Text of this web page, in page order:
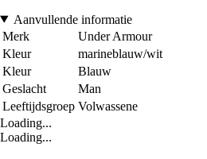
Aanvullende informatie
Merk
Under Armour
Kleur
marineblauw/wit
Kleur
Blauw
Geslacht
Man
Leeftijdsgroep Volwassene
Loading...
Loading...